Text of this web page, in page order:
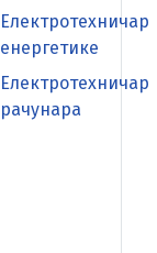
Електротехничар
енергетике
Електротехничар
рачунара